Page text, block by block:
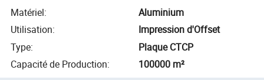
Matériel:
Aluminium
Utilisation:
Impression d'Offset
Type:
Plaque CTCP
Capacité de Production: 100000 m²